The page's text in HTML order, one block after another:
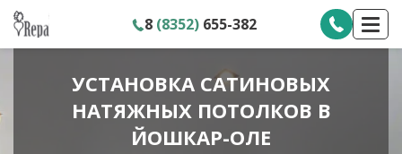
8 (8352) 655-382
УСТАНОВКА САТИНОВЫХ
НАТЯЖНЫХ ПОТОЛКОВ В
ЙОШКАР-ОЛЕ